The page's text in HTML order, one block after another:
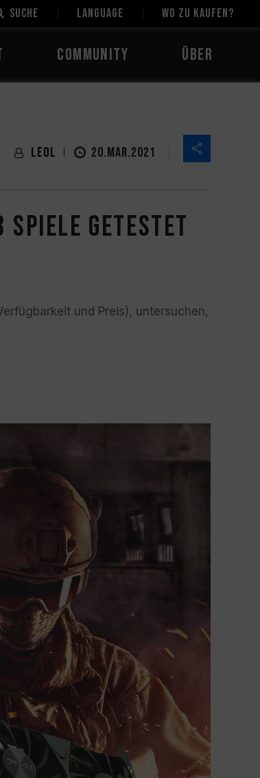
Suche LANGUAGE Wo zu kaufen?
Community Über
LeoL 20.MAR.2021
Spiele getestet
und Preis), untersuchen,